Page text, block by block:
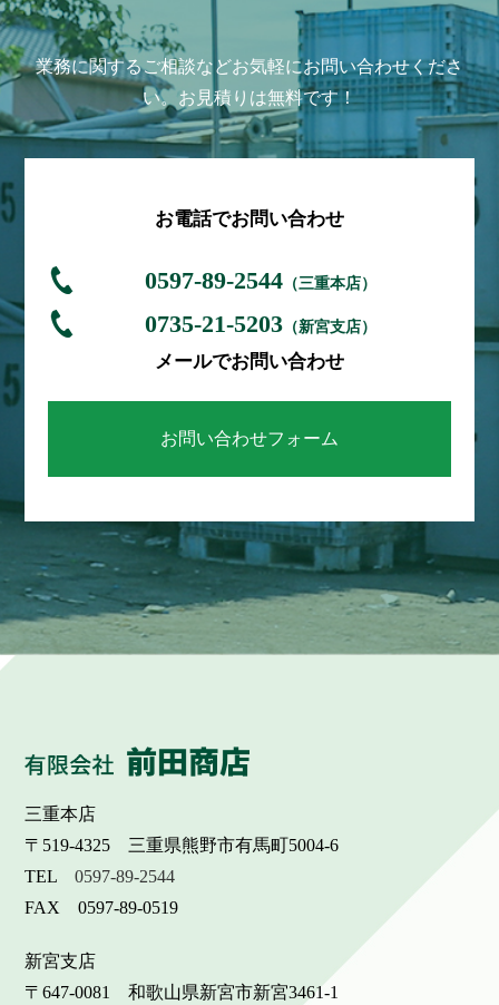
業務に関するご相談などお気軽にお問い合わせくださ
い。お見積りは無料です！
お電話でお問い合わせ
0597-89-2544 （三重本店）
0735-21-5203 （新宮支店）
メールでお問い合わせ
お問い合わせフォーム
三重本店
〒519-4325 三重県熊野市有馬町5004-6
TEL0597-89-2544
FAX 0597-89-0519
新宮支店
〒647-0081 和歌山県新宮市新宮3461-1